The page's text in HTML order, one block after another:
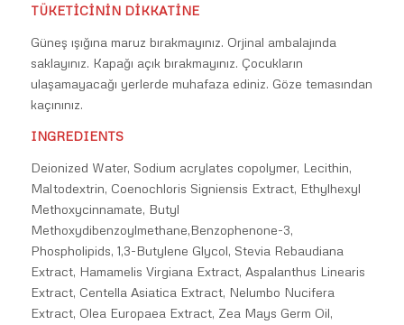
TÜKETİCİNİN DİKKATİNE
Güneş ışığına maruz bırakmayınız. Orjinal ambalajında
saklayınız. Kapağı açık bırakmayınız. Çocukların
ulaşamayacağı yerlerde muhafaza ediniz. Göze temasından
kaçınınız.
INGREDIENTS
Deionized Water, Sodium acrylates copolymer, Lecithin,
Maltodextrin, Coenochloris Signiensis Extract, Ethylhexyl
Methoxycinnamate, Butyl
Methoxydibenzoylmethane,Benzophenone-3,
Phospholipids, 1,3-Butylene Glycol, Stevia Rebaudiana
Extract, Hamamelis Virgiana Extract, Aspalanthus Linearis
Extract, Centella Asiatica Extract, Nelumbo Nucifera
Extract, Olea Europaea Extract, Zea Mays Germ Oil,